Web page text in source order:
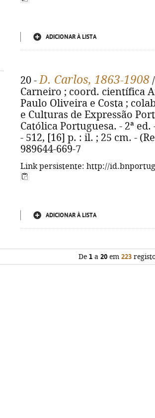
ADICIONAR À LISTA
20 -D. Carlos, 1863-1908
Carneiro ; coord. científica
Paulo Oliveira e Costa ;
e Culturas de Expressão
Católica Portuguesa. - 2ª
- 512, [16] p. : il. ; 25 cm. -
989644-669-7
Link persistente: http://
ADICIONAR À LISTA
De 1 a 20 em 223